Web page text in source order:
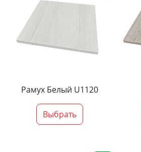
Рамух Белый U1120
Выбрать